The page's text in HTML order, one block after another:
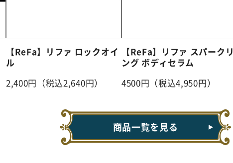
【ReFa】リファ ロックオイ
ル
2,400円（税込2,640円）
【ReFa】リファ スパークリ
ング ボディセラム
4500円（税込4,950円）
商品一覧を見る